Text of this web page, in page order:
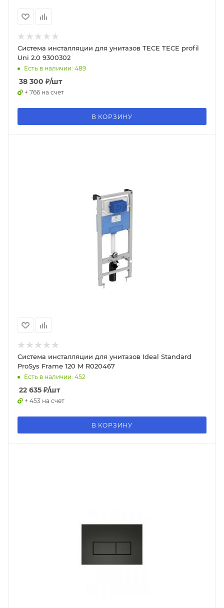
Система инсталляции для унитазов TECE TECE profil
Uni 2.0 9300302
Есть в наличии: 489
38 300 ₽/шт
+ 766 на счет
В КОРЗИНУ
Система инсталляции для унитазов Ideal Standard
ProSys Frame 120 M R020467
Есть в наличии: 452
22 635 ₽/шт
+ 453 на счет
В КОРЗИНУ